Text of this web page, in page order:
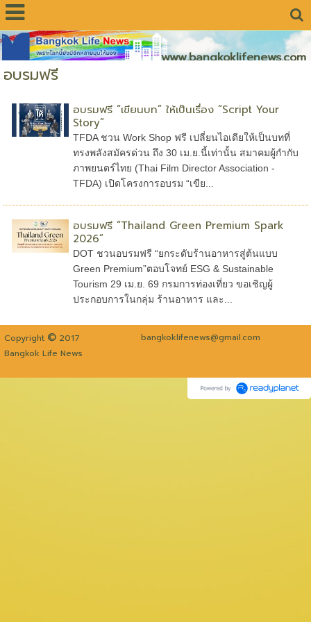
www.bangkoklifenews.com
อบรมฟรี
อบรมฟรี “เขียนบท” ให้เป็นเรื่อง “Script Your
Story”
TFDA ชวน Work Shop ฟรี เปลี่ยนไอเดียให้เป็นบทที่
ทรงพลังสมัครด่วน ถึง 30 เม.ย.นี้เท่านั้น สมาคมผู้กำกับ
ภาพยนตร์ไทย (Thai Film Director Association -
TFDA) เปิดโครงการอบรม “เขีย...
อบรมฟรี “Thailand Green Premium Spark
2026”
DOT ชวนอบรมฟรี “ยกระดับร้านอาหารสู่ต้นแบบ
Green Premium”ตอบโจทย์ ESG & Sustainable
Tourism 29 เม.ย. 69 กรมการท่องเที่ยว ขอเชิญผู้
ประกอบการในกลุ่ม ร้านอาหาร และ...
Copyright © 2017
bangkoklifenews@gmail.com
Bangkok Life News